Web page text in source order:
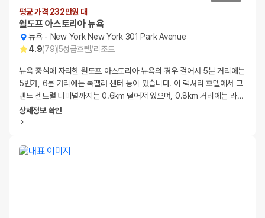
평균 가격 232만원 대
월도프 아스토리아 뉴욕
뉴욕- New York New York 301 Park Avenue
4.9(79)5성급호텔/리조트
뉴욕 중심에 자리한 월도프 아스토리아 뉴욕의 경우 걸어서 5분 거리에는
5번가, 6분 거리에는 록펠러 센터 등이 있습니다. 이 럭셔리 호텔에서 그
랜드 센트럴 터미널까지는 0.6km 떨어져 있으며, 0.8km 거리에는 라…
상세정보 확인